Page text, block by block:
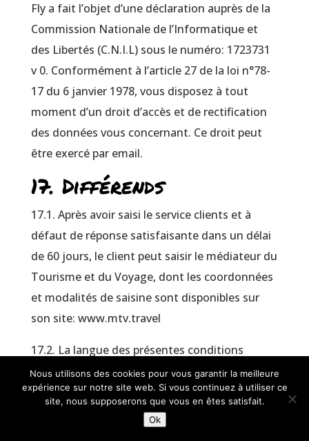
Fly a fait l’objet d’une déclaration auprès de la
Commission Nationale de l’Informatique et
des Libertés (C.N.I.L) sous le numéro: 1723731
v 0. Conformément à l’article 27 de la loi n°78-
17 du 6 janvier 1978, vous disposez à tout
moment d’un droit d’accès et de rectification
des données vous concernant. Ce droit peut
être exercé par email.
17. Différends
17.1. Après avoir saisi le service clients et à
défaut de réponse satisfaisante dans un délai
de 60 jours, le client peut saisir le médiateur du
Tourisme et du Voyage, dont les coordonnées
et modalités de saisine sont disponibles sur
son site: www.mtv.travel
17.2. La langue des présentes conditions
générales est le français.
17.3. Chaque partie pourra engager toute
procédure utile, Dragon Fly parachutisme
Nous utilisons des cookies pour vous garantir la meilleure
expérience sur notre site web. Si vous continuez à utiliser ce
site, nous supposerons que vous en êtes satisfait.
Ok